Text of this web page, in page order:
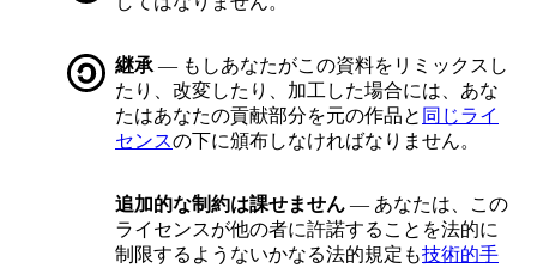
継承 — もしあなたがこの資料をリミックスし
たり、改変したり、加工した場合には、あな
たはあなたの貢献部分を元の作品と 同じライ
センスの下に頒布しなければなりません。
追加的な制約は課せません — あなたは、この
ライセンスが他の者に許諾することを法的に
制限するようないかなる法的規定も技術的手